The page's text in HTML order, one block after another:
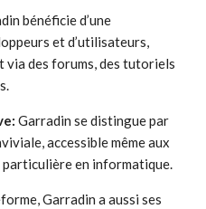
bénéficie d’une
et d’utilisateurs,
des forums, des tutoriels
Garradin se distingue par
accessible même aux
en informatique.
Garradin a aussi ses